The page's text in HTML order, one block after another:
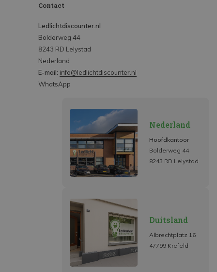
Contact
Ledlichtdiscounter.nl
Bolderweg 44
8243 RD Lelystad
Nederland
E-mail: info@ledlichtdiscounter.nl
WhatsApp
Nederland
Hoofdkantoor
Bolderweg 44
8243 RD Lelystad
Duitsland
Albrechtplatz 16
47799 Krefeld